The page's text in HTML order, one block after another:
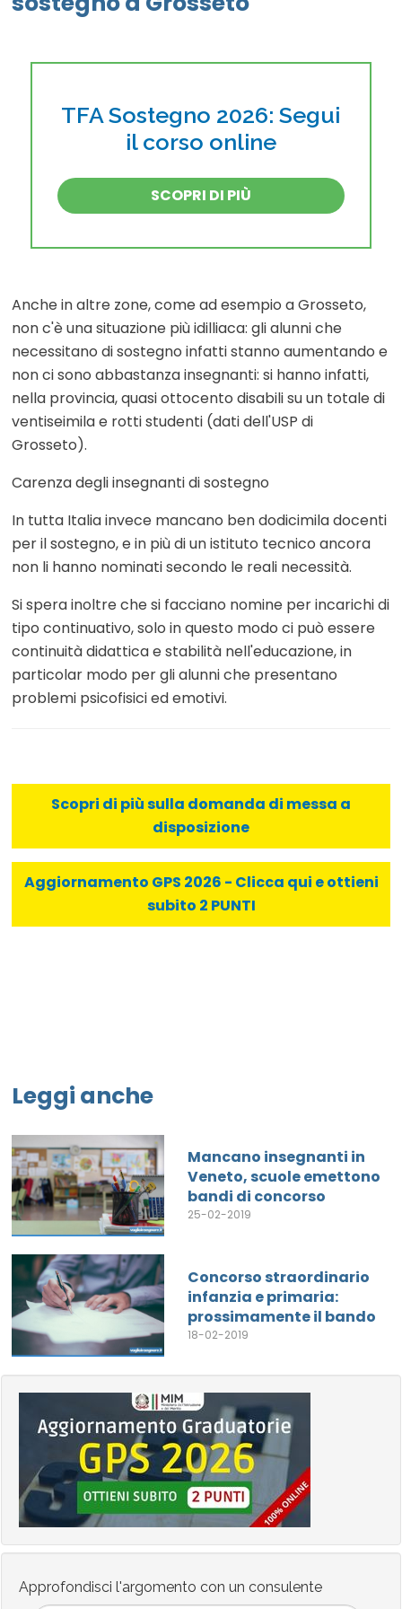
TFA Sostegno 2026: Segui
il corso online
SCOPRI DI PIÙ
Anche in altre zone, come ad esempio a Grosseto,
non c'è una situazione più idilliaca: gli alunni che
necessitano di sostegno infatti stanno aumentando e
non ci sono abbastanza insegnanti: si hanno infatti,
nella provincia, quasi ottocento disabili su un totale di
ventiseimila e rotti studenti (dati dell'USP di
Grosseto).
Carenza degli insegnanti di sostegno
In tutta Italia invece mancano ben dodicimila docenti
per il sostegno, e in più di un istituto tecnico ancora
non li hanno nominati secondo le reali necessità.
Si spera inoltre che si facciano nomine per incarichi di
tipo continuativo, solo in questo modo ci può essere
continuità didattica e stabilità nell'educazione, in
particolar modo per gli alunni che presentano
problemi psicofisici ed emotivi.
Scopri di più sulla domanda di messa a
disposizione
Aggiornamento GPS 2026 - Clicca qui e ottieni
subito 2 PUNTI
Leggi anche
Mancano insegnanti in
Veneto, scuole emettono
bandi di concorso
25-02-2019
Concorso straordinario
infanzia e primaria:
prossimamente il bando
18-02-2019
Approfondisci l'argomento con un consulente